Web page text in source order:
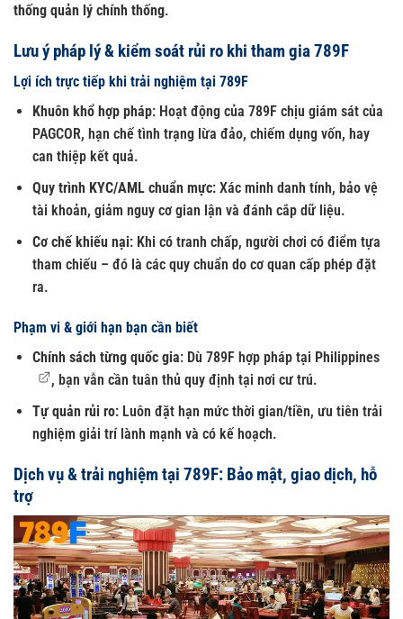
thống quản lý chính thống.
Lưu ý pháp lý & kiểm soát rủi ro khi tham gia 789F
Lợi ích trực tiếp khi trải nghiệm tại 789F
Khuôn khổ hợp pháp: Hoạt động của 789F chịu giám sát của
PAGCOR, hạn chế tình trạng lừa đảo, chiếm dụng vốn, hay
can thiệp kết quả.
Quy trình KYC/AML chuẩn mực: Xác minh danh tính, bảo vệ
tài khoản, giảm nguy cơ gian lận và đánh cắp dữ liệu.
Cơ chế khiếu nại: Khi có tranh chấp, người chơi có điểm tựa
tham chiếu – đó là các quy chuẩn do cơ quan cấp phép đặt
ra.
Phạm vi & giới hạn bạn cần biết
Chính sách từng quốc gia: Dù 789F hợp pháp tại Philippines
, bạn vẫn cần tuân thủ quy định tại nơi cư trú.
Tự quản rủi ro: Luôn đặt hạn mức thời gian/tiền, ưu tiên trải
nghiệm giải trí lành mạnh và có kế hoạch.
Dịch vụ & trải nghiệm tại 789F: Bảo mật, giao dịch, hỗ
trợ